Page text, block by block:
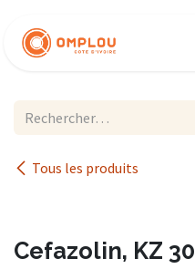
Tous les produits
Cefazolin, KZ 30